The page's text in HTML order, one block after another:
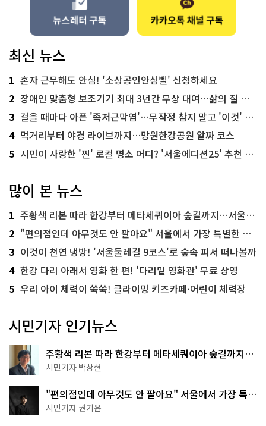
최신 뉴스
1 혼자 근무해도 안심! '소상공인안심벨' 신청하세요
2 장애인 맞춤형 보조기기 최대 3년간 무상 대여…삶의 질 높인다
3 걸을 때마다 아픈 '족저근막염'…무작정 참지 말고 '이것' 해보세요!
4 먹거리부터 야경 라이브까지…망원한강공원 알짜 코스
5 시민이 사랑한 '찐' 로컬 명소 어디? '서울에디션25' 추천 코스
많이 본 뉴스
1 주황색 리본 따라 한강부터 메타세쿼이아 숲길까지…서울둘레길 15코스
2 "편의점인데 아무것도 안 팔아요" 서울에서 가장 특별한 편의점의 정체
3 이것이 천연 냉방! '서울둘레길 9코스'로 숲속 피서 떠나볼까
4 한강 다리 아래서 영화 한 편! '다리밑 영화관' 무료 상영
5 우리 아이 체력이 쑥쑥! 클라이밍 키즈카페·어린이 체력장
시민기자 인기뉴스
주황색 리본 따라 한강부터 메타세쿼이아 숲길까지…
서울둘레길 15코스
시민기자 박상현
"편의점인데 아무것도 안 팔아요" 서울에서 가장 특별
한 편의점의 정체
시민기자 권기윤